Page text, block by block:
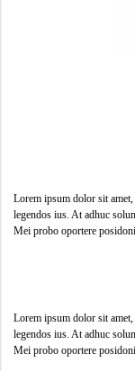
Lorem ipsum dolor sit
legendos ius. At adhuc
Mei probo oportere
Lorem ipsum dolor sit
legendos ius. At adhuc
Mei probo oportere